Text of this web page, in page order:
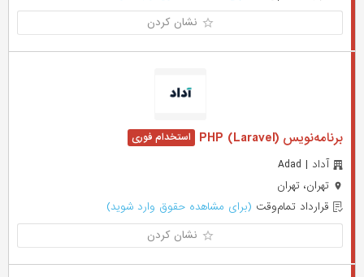
نشان کردن
برنامه‌نویس (PHP (Laravel
آداد | Adad
تهران، تهران
قرارداد تمام‌وقت (برای مشاهده حقوق وارد شوید)
نشان کردن